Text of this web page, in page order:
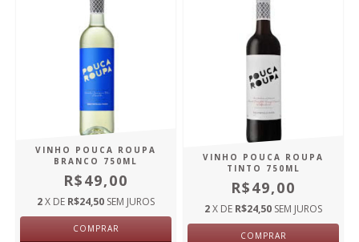
VINHO POUCA ROUPA
BRANCO 750ML
R$49,00
2X DE R$24,50 SEM JUROS
COMPRAR
VINHO POUCA ROUPA
TINTO 750ML
R$49,00
2X DE R$24,50 SEM JUROS
COMPRAR